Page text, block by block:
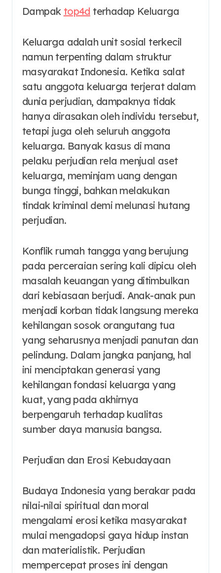
Dampak top4d terhadap Keluarga
Keluarga adalah unit sosial terkecil
namun terpenting dalam struktur
masyarakat Indonesia. Ketika salat
satu anggota keluarga terjerat dalam
dunia perjudian, dampaknya tidak
hanya dirasakan oleh individu tersebut,
tetapi juga oleh seluruh anggota
keluarga. Banyak kasus di mana
pelaku perjudian rela menjual aset
keluarga, meminjam uang dengan
bunga tinggi, bahkan melakukan
tindak kriminal demi melunasi hutang
perjudian.
Konflik rumah tangga yang berujung
pada perceraian sering kali dipicu oleh
masalah keuangan yang ditimbulkan
dari kebiasaan berjudi. Anak-anak pun
menjadi korban tidak langsung mereka
kehilangan sosok orangutang tua
yang seharusnya menjadi panutan dan
pelindung. Dalam jangka panjang, hal
ini menciptakan generasi yang
kehilangan fondasi keluarga yang
kuat, yang pada akhirnya
berpengaruh terhadap kualitas
sumber daya manusia bangsa.
Perjudian dan Erosi Kebudayaan
Budaya Indonesia yang berakar pada
nilai-nilai spiritual dan moral
mengalami erosi ketika masyarakat
mulai mengadopsi gaya hidup instan
dan materialistik. Perjudian
mempercepat proses ini dengan